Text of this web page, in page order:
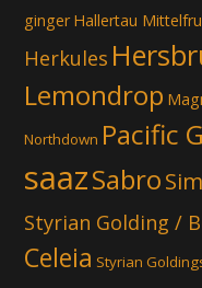
ginger Hallertau
Herkules
Lemondrop
Northdown Pacific
saazSabro
Styrian Golding /
Celeia Styrian